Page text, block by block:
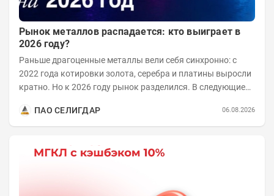
Рынок металлов распадается: кто выиграет в
2026 году?
Раньше драгоценные металлы вели себя синхронно: с
2022 года котировки золота, серебра и платины выросли
кратно. Но к 2026 году рынок разделился. В следующие
ПАО СЕЛИГДАР
06.08.2026